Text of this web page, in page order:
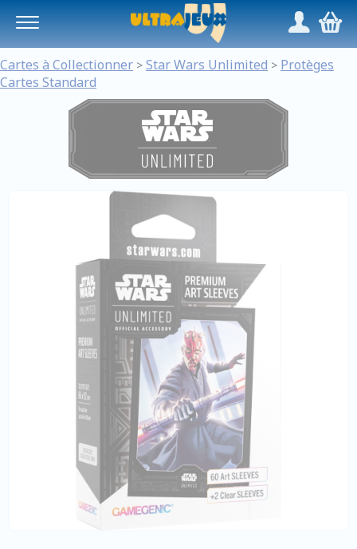
/,
Cartes à Collectionner > Star Wars Unlimited > Protèges
Cartes Standard